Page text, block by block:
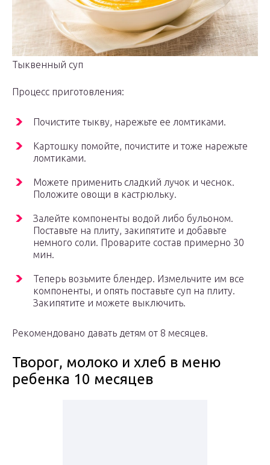
Тыквенный суп
Процесс приготовления:
Почистите тыкву, нарежьте ее ломтиками.
Картошку помойте, почистите и тоже нарежьте
ломтиками.
Можете применить сладкий лучок и чеснок.
Положите овощи в кастрюльку.
Залейте компоненты водой либо бульоном.
Поставьте на плиту, закипятите и добавьте
немного соли. Проварите состав примерно 30
мин.
Теперь возьмите блендер. Измельчите им все
компоненты, и опять поставьте суп на плиту.
Закипятите и можете выключить.
Рекомендовано давать детям от 8 месяцев.
Творог, молоко и хлеб в меню
ребенка 10 месяцев